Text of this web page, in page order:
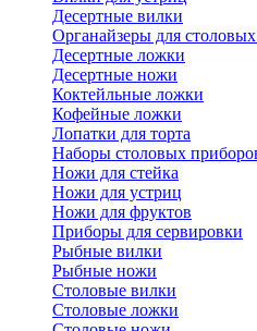
Десертные вилки
Органайзеры для
Десертные ложки
Десертные ножи
Коктейльные ложки
Кофейные ложки
Лопатки для торта
Наборы столовых
Ножи для стейка
Ножи для устриц
Ножи для фруктов
Приборы для сервировки
Рыбные вилки
Рыбные ножи
Столовые вилки
Столовые ложки